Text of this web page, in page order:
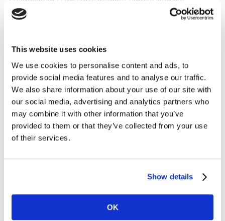
This website uses cookies
We use cookies to personalise content and ads, to
provide social media features and to analyse our traffic.
We also share information about your use of our site with
our social media, advertising and analytics partners who
may combine it with other information that you’ve
provided to them or that they’ve collected from your use
of their services.
Show details
OK
möglicherweise mit einer Alternativmarke oder einem
FMCG-Spieler Mondelez, der zu Engpässen bei
Deutschlands beliebtester Frischkäse-Marke führte. Der
Einzelhändler weigerte sich, den Preiserhöhungen von
Mondelez zu folgen, da er diese in Zeiten sinkender
Rohstoff- und Zutatenpreise als überzogen empfand.
Ähnliche Auseinandersetzungen und Auslistungen
haben auch andere Branchenführer in der
Vergangenheit erlebt, daher ist der Mechanismus selbst
noch nie so groß. Ihre Eigenmarken werden oft als
Handelsmarken im Auftrag der Händler herstellen,